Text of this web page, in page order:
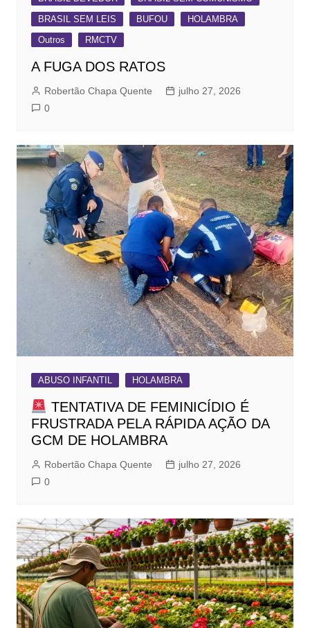
BRASIL SEM LEIS
BUFOU
HOLAMBRA
Outros
RMCTV
A FUGA DOS RATOS
Robertão Chapa Quente
julho 27, 2026
0
ABUSO INFANTIL HOLAMBRA
TENTATIVA DE FEMINICÍDIO É
FRUSTRADA PELA RÁPIDA AÇÃO DA
GCM DE HOLAMBRA
Robertão Chapa Quente
julho 27, 2026
0